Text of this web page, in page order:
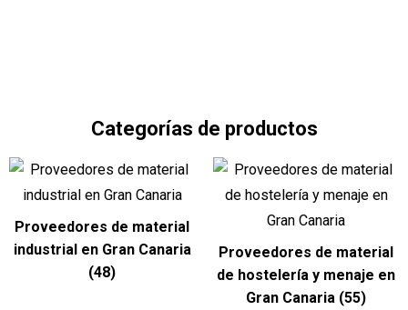
Categorías de productos
Proveedores de material
industrial en Gran Canaria
(48)
Proveedores de material
de hostelería y menaje en
Gran Canaria (55)